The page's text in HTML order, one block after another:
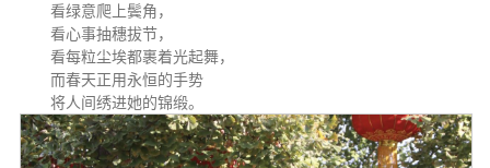
看绿意爬上鬓角，
看心事抽穗拔节，
看每粒尘埃都裹着光起舞，
而春天正用永恒的手势
将人间绣进她的锦缎。